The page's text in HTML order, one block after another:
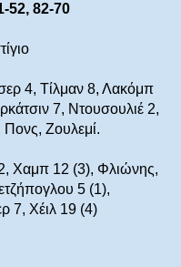
52, 82-70
4, Τίλμαν 8, Λακόμπ
7, Ντουσουλιέ 2,
Πονς, Ζουλεμί.
Χαμπ 12 (3), Φλιώνης,
5 (1),
7, Χέιλ 19 (4)